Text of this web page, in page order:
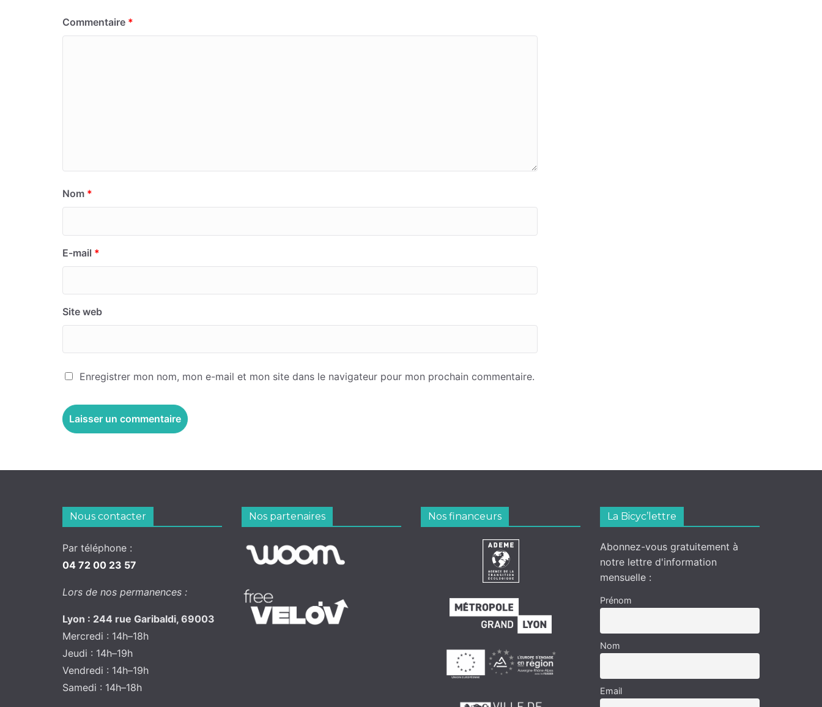
Commentaire *
Nom *
E-mail *
Site web
Enregistrer mon nom, mon e-mail et mon site dans le navigateur pour mon prochain commentaire.
Nous contacter
Par téléphone :
04 72 00 23 57
Lors de nos permanences :
Lyon : 244 rue Garibaldi, 69003
Mercredi : 14h–18h
Jeudi : 14h–19h
Vendredi : 14h–19h
Samedi : 14h–18h
Nos partenaires Nos financeurs La Bicyc’lettre
Abonnez-vous gratuitement à
notre lettre d'information
mensuelle :
Prénom
Nom
Email